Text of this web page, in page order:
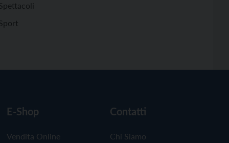
E-Shop
Vendita Online
Contatti
Chi Siamo